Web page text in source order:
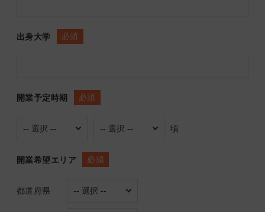
出身大学 必須
開業予定時期 必須
頃
開業希望エリア 必須
都道府県